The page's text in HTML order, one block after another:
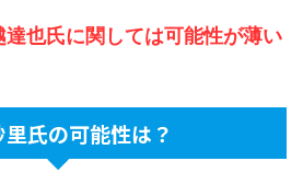
達也氏に関しては可能性が薄い
氏の可能性は？